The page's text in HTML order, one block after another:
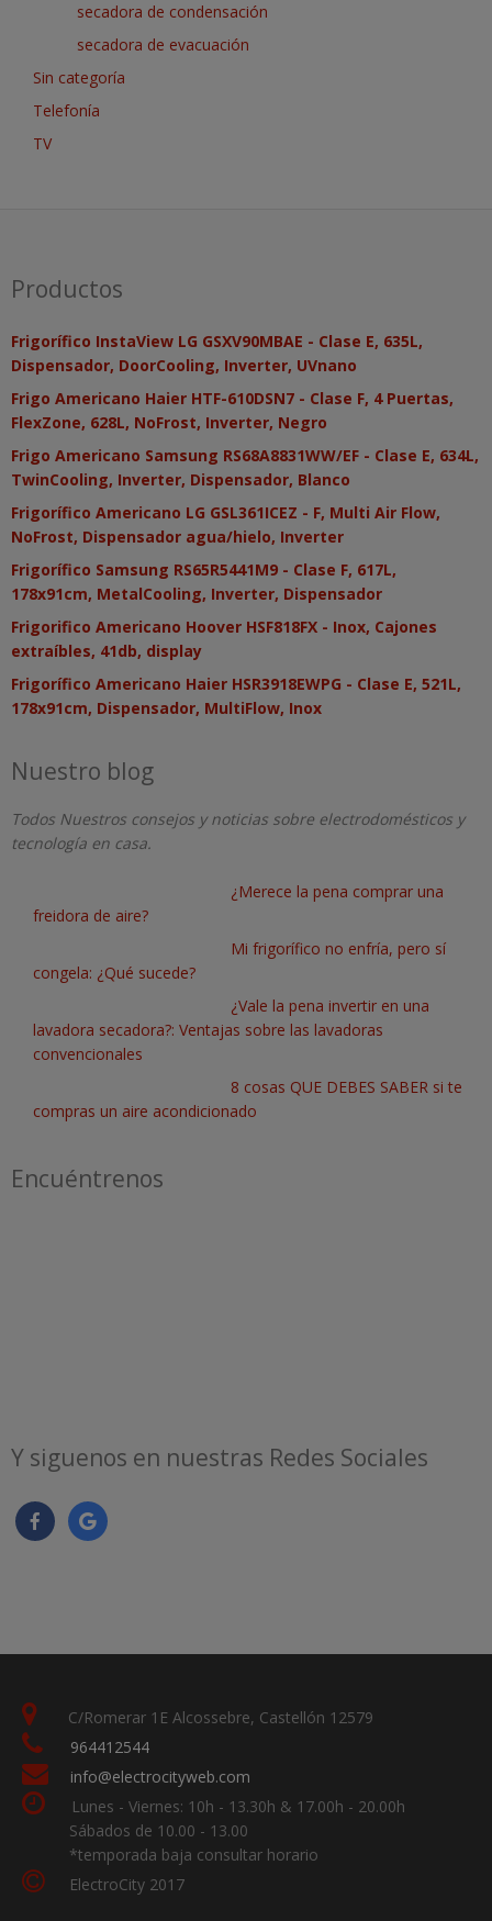
secadora de condensación
secadora de evacuación
Sin categoría
Telefonía
TV
Productos
Frigorífico InstaView LG GSXV90MBAE - Clase E, 635L,
Dispensador, DoorCooling, Inverter, UVnano
Frigo Americano Haier HTF-610DSN7 - Clase F, 4 Puertas,
FlexZone, 628L, NoFrost, Inverter, Negro
Frigo Americano Samsung RS68A8831WW/EF - Clase E, 634L,
TwinCooling, Inverter, Dispensador, Blanco
Frigorífico Americano LG GSL361ICEZ - F, Multi Air Flow,
NoFrost, Dispensador agua/hielo, Inverter
Frigorífico Samsung RS65R5441M9 - Clase F, 617L,
178x91cm, MetalCooling, Inverter, Dispensador
Frigorifico Americano Hoover HSF818FX - Inox, Cajones
extraíbles, 41db, display
Frigorífico Americano Haier HSR3918EWPG - Clase E, 521L,
178x91cm, Dispensador, MultiFlow, Inox
Nuestro blog
Todos Nuestros consejos y noticias sobre electrodomésticos y
tecnología en casa.
¿Merece la pena comprar una
freidora de aire?
Mi frigorífico no enfría, pero sí
congela: ¿Qué sucede?
¿Vale la pena invertir en una
lavadora secadora?: Ventajas sobre las lavadoras
convencionales
8 cosas QUE DEBES SABER si te
compras un aire acondicionado
Encuéntrenos
Y siguenos en nuestras Redes Sociales
C/Romerar 1E Alcossebre, Castellón 12579
964412544
info@electrocityweb.com
Lunes - Viernes: 10h - 13.30h & 17.00h - 20.00h
Sábados de 10.00 - 13.00
*temporada baja consultar horario
ElectroCity 2017